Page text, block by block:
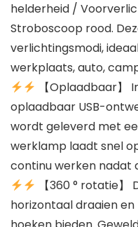
helderheid /
Stroboscoop rood.
verlichtingsmodi,
werkplaats, auto,
【Oplaadbaar】
oplaadbaar USB-
wordt geleverd met
werklamp laadt snel
continu werken nadat
【360 ° rotatie】
horizontaal draaien